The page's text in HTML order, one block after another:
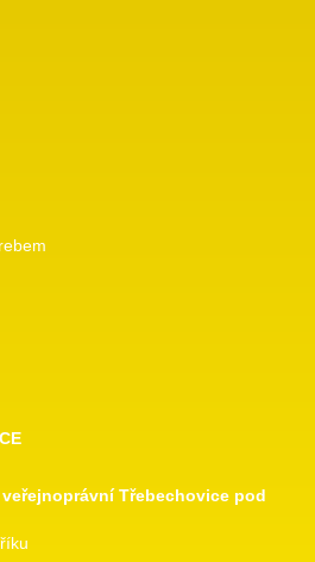
Třebechovice pod